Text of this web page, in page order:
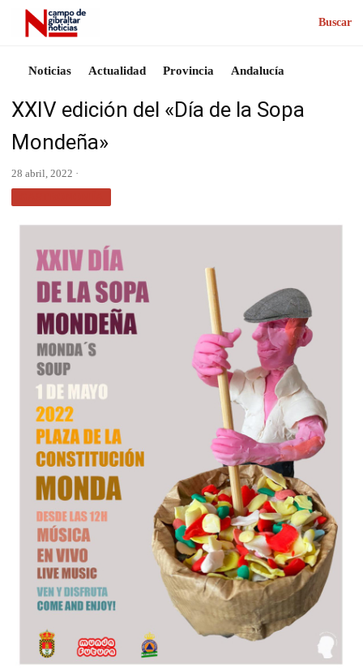
Buscar
Noticias Actualidad Provincia Andalucía
XXIV edición del «Día de la Sopa
Mondeña»
28 abril, 2022 ·